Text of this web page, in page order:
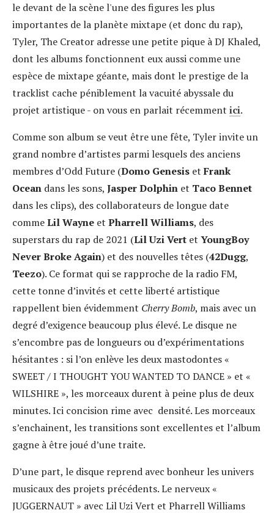
le devant de la scène l'une des figures les plus
importantes de la planète mixtape (et donc du rap),
Tyler, The Creator adresse une petite pique à DJ Khaled,
dont les albums fonctionnent eux aussi comme une
espèce de mixtape géante, mais dont le prestige de la
tracklist cache péniblement la vacuité abyssale du
projet artistique - on vous en parlait récemment ici.
Comme son album se veut être une fête, Tyler invite un
grand nombre d’artistes parmi lesquels des anciens
membres d’Odd Future (Domo Genesis etFrank
Ocean dans les sons, JasperDolphin et Taco Bennet
dans les clips), des collaborateurs de longue date
commeLil Wayne et Pharrell Williams, des
superstars du rap de 2021 (Lil Uzi Vert et YoungBoy
Never Broke Again) et des nouvelles têtes (42Dugg,
Teezo). Ce format qui se rapproche de la radio FM,
cette tonne d’invités et cette liberté artistique
rappellent bien évidemment Cherry Bomb, mais avec un
degré d’exigence beaucoup plus élevé. Le disque ne
s’encombre pas de longueurs ou d’expérimentations
hésitantes : si l’on enlève les deux mastodontes «
SWEET / I THOUGHT YOU WANTED TO DANCE » et «
WILSHIRE », les morceaux durent à peine plus de deux
minutes. Ici concision rime avec densité. Les morceaux
s’enchainent, les transitions sont excellentes et l’album
gagne à être joué d’une traite.
D’une part, le disque reprend avec bonheur les univers
musicaux des projets précédents. Le nerveux «
JUGGERNAUT » avec Lil Uzi Vert et Pharrell Williams